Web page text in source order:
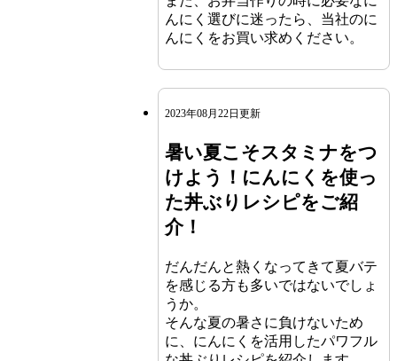
んにく選びに迷ったら、当社のに
んにくをお買い求めください。
2023年08月22日更新
暑い夏こそスタミナをつ
けよう！にんにくを使っ
た丼ぶりレシピをご紹
介！
だんだんと熱くなってきて夏バテ
を感じる方も多いではないでしょ
うか。
そんな夏の暑さに負けないため
に、にんにくを活用したパワフル